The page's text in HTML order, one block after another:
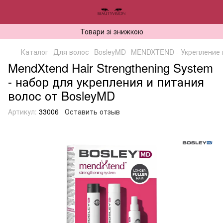
Товари зі знижкою
Каталог Для волос BosleyMD MENDXTEND - Укрепление
MendXtend Hair Strengthening System
- набор для укрепления и питания
волос от BosleyMD
Артикул: 33006 Оставить отзыв